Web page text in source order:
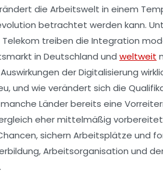
die Arbeitswelt in einem
betrachtet werden kann.
treiben die Integration
in Deutschland und weltweit
der Digitalisierung
und wie verändert sich die
Länder bereits eine
eher mittelmäßig
sichern Arbeitsplätze und
Arbeitsorganisation und